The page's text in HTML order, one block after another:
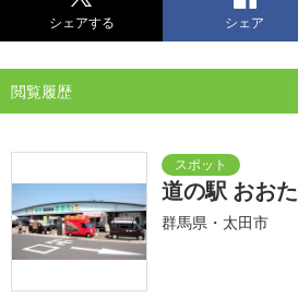
シェアする シェア
閲覧履歴
道の駅 おおた
群馬県・太田市